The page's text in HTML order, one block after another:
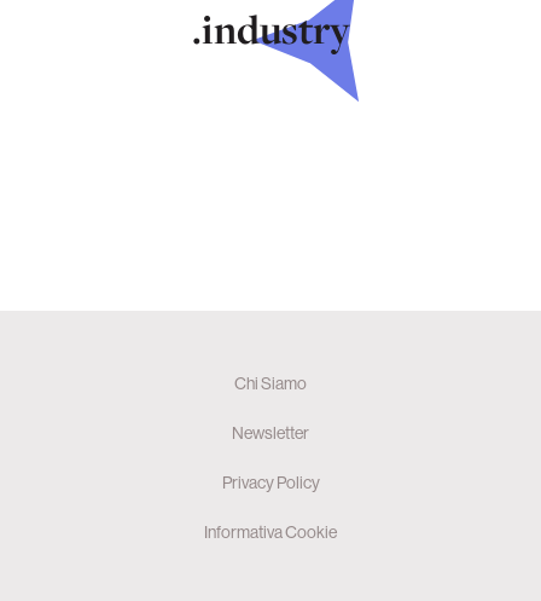
.industry
Chi Siamo
Newsletter
Privacy Policy
Informativa Cookie